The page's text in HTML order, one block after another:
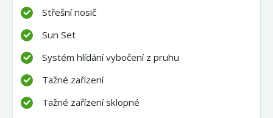
Střešní nosič
Sun Set
Systém hlídání vybočení z pruhu
Tažné zařízení
Tažné zařízení sklopné